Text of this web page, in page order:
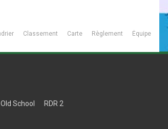
Classement Carte Règlement Équipe
School RDR 2